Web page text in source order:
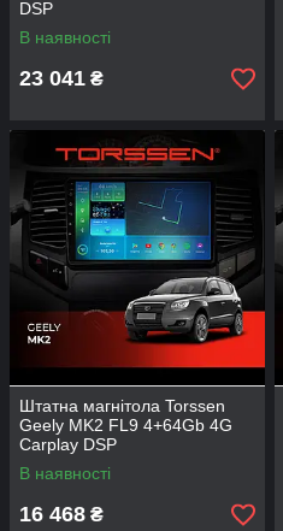
DSP
В наявності
23 041 ₴
Штатна магнітола Torssen
Geely MK2 FL9 4+64Gb 4G
Carplay DSP
В наявності
16 468 ₴